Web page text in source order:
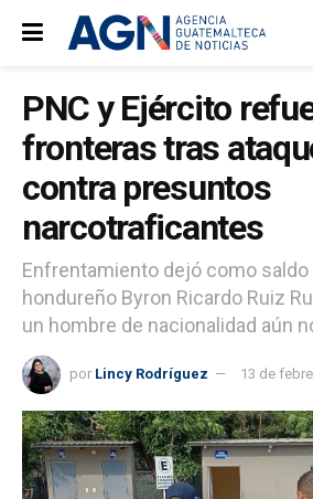
PNC y Ejército
fronteras tras
contra presuntos
narcotraficantes
Enfrentamiento dejó como saldo
hondureño Byron Ricardo Ruiz
un hombre de nacionalidad aún
por Lincy Rodríguez 13 de